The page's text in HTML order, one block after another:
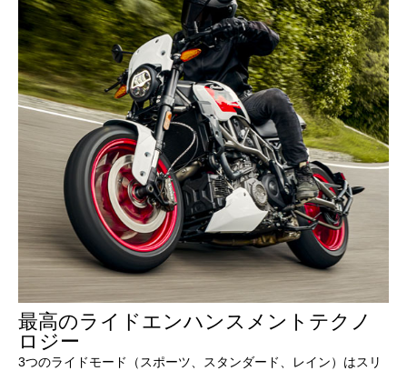
最高のライドエンハンスメントテクノ
ロジー
3つのライドモード（スポーツ、スタンダード、レイン）はスリ